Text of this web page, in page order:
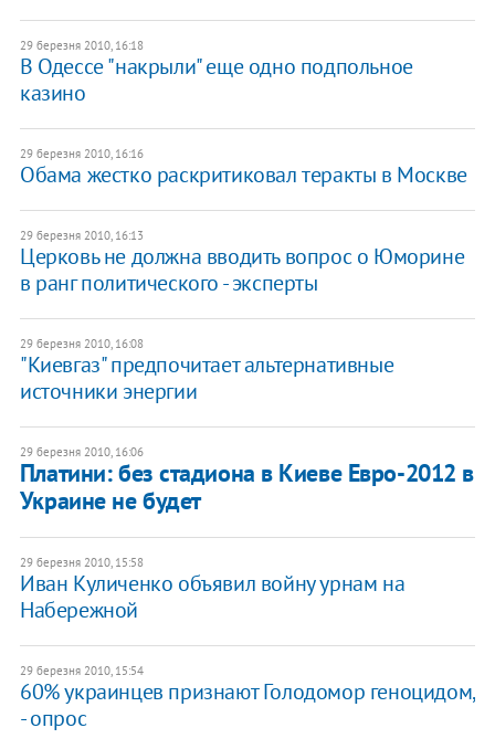
29 березня 2010, 16:18
В Одессе "накрыли" еще одно подпольное
казино
29 березня 2010, 16:16
Обама жестко раскритиковал теракты в Москве
29 березня 2010, 16:13
Церковь не должна вводить вопрос о Юморине
в ранг политического - эксперты
29 березня 2010, 16:08
"Киевгаз" предпочитает альтернативные
источники энергии
29 березня 2010, 16:06
Платини: без стадиона в Киеве Евро-2012 в
Украине не будет
29 березня 2010, 15:58
Иван Куличенко объявил войну урнам на
Набережной
29 березня 2010, 15:54
60% украинцев признают Голодомор геноцидом,
- опрос